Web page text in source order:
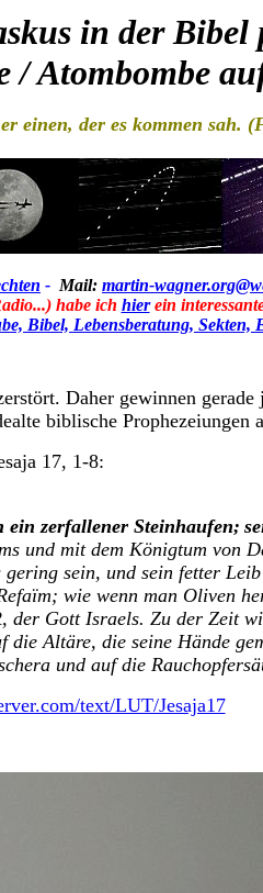
in der Bibel
/ Atombombe
einen, der es kommen sah.
- Mail: martin-
habe ich hierein
Bibel, Lebensberatung, Sekten,
Daher gewinnen
biblische Prophezeiungen
17, 1-8:
ein zerfallener Steinhaufen;
und mit dem Königtum von
sein, und sein fetter
wie wenn man Oliven
der Gott Israels. Zu der Zeit
Altäre, die seine Hände
und auf die
text/LUT/Jesaja17